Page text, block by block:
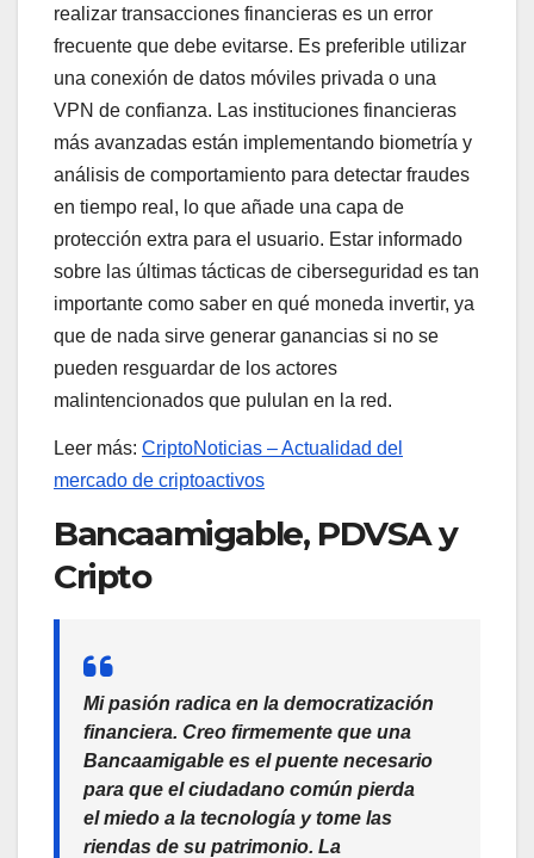
realizar transacciones financieras es un error
frecuente que debe evitarse. Es preferible utilizar
una conexión de datos móviles privada o una
VPN de confianza. Las instituciones financieras
más avanzadas están implementando biometría y
análisis de comportamiento para detectar fraudes
en tiempo real, lo que añade una capa de
protección extra para el usuario. Estar informado
sobre las últimas tácticas de ciberseguridad es tan
importante como saber en qué moneda invertir, ya
que de nada sirve generar ganancias si no se
pueden resguardar de los actores
malintencionados que pululan en la red.
Leer más: CriptoNoticias – Actualidad del
mercado de criptoactivos
Bancaamigable, PDVSA y
Cripto
Mi pasión radica en la democratización
financiera. Creo firmemente que una
Bancaamigable es el puente necesario
para que el ciudadano común pierda
el miedo a la tecnología y tome las
riendas de su patrimonio. La